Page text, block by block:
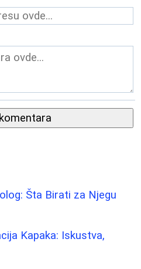
Šta Birati za Njegu
Kapaka: Iskustva,